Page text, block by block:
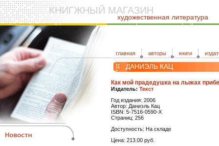
КНИГЖНЫЙ МАГАЗИН
художественная литература
главная авторы книги
ДАНИЭЛЬ КАЦ
Как мой прадедушка на лыжах
Издатель: Текст
Год издания: 2006
Автор: Даниэль Кац
ISBN: 5-7516-0590-X
Страниц: 256
Доступность: На складе
Цена: 213.00 руб.